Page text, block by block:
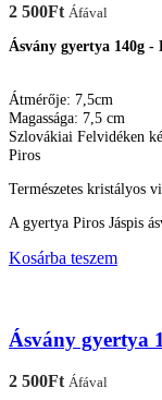
2 500Ft Áfával
Ásvány gyertya 140g -
Átmérője: 7,5cm
Magassága: 7,5 cm
Szlovákiai Felvidéken
Piros
Természetes kristályos
A gyertya Piros Jáspis
Kosárba teszem
Ásvány gyertya
2 500Ft Áfával